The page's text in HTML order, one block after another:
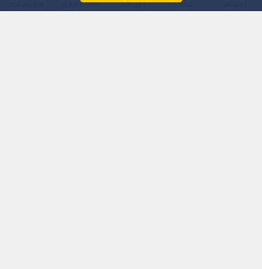
عواجل المباشر أحدث الأخبار